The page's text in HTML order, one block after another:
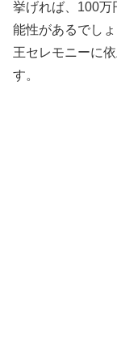
挙げれば、100万
能性があるでし
王セレモニーに
す。